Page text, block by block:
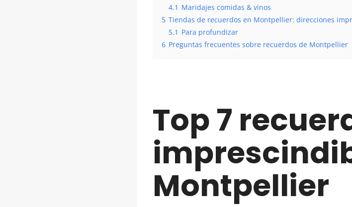
4.1 Maridajes comidas & vinos
5 Tiendas de recuerdos en Montpellier: direcciones
5.1 Para profundizar
6 Preguntas frecuentes sobre recuerdos de Montpellier
Top 7
Montpellier